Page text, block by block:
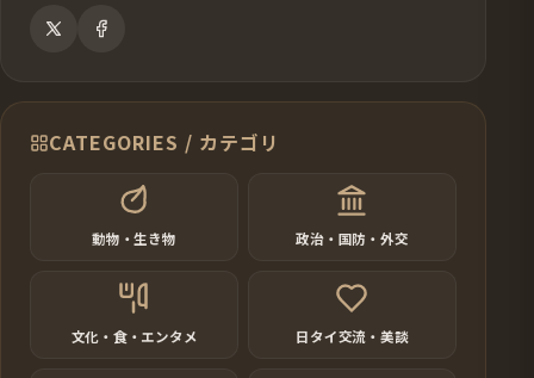
CATEGORIES / カテゴリ
動物・生き物 政治・国防・外交
文化・食・エンタメ 日タイ交流・美談